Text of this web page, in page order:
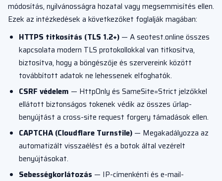
módosítás, nyilvánosságra hozatal vagy megsemmisítés ellen.
Ezek az intézkedések a következőket foglalják magában:
HTTPS titkosítás (TLS 1.2+) — A seotest.online összes
kapcsolata modern TLS protokollokkal van titkosítva,
biztosítva, hogy a böngészője és szervereink között
továbbított adatok ne lehessenek elfoghatók.
CSRF védelem — HttpOnly és SameSite=Strict jelzőkkel
ellátott biztonságos tokenek védik az összes űrlap-
benyújtást a cross-site request forgery támadások ellen.
CAPTCHA (Cloudflare Turnstile) — Megakadályozza az
automatizált visszaélést és a botok által vezérelt
benyújtásokat.
Sebességkorlátozás — IP-címenkénti és e-mail-